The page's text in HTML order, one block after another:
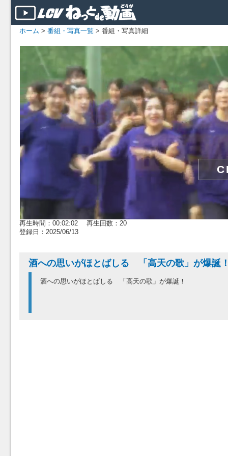
ホーム > 番組・写真一覧 > 番組・写真詳細
再生時間：00:02:02 再生回数：20
登録日：2025/06/13
酒への思いがほとばしる 「高天の歌」が爆
酒への思いがほとばしる 「高天の歌」が爆誕！